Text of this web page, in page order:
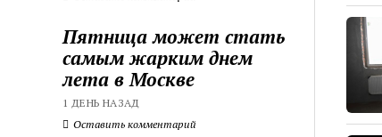
Пятница может стать
самым жарким днем
лета в Москве
1 ДЕНЬ НАЗАД
Оставить комментарий